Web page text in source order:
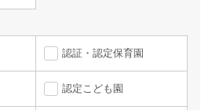
認証・認定保育園
認定こども園